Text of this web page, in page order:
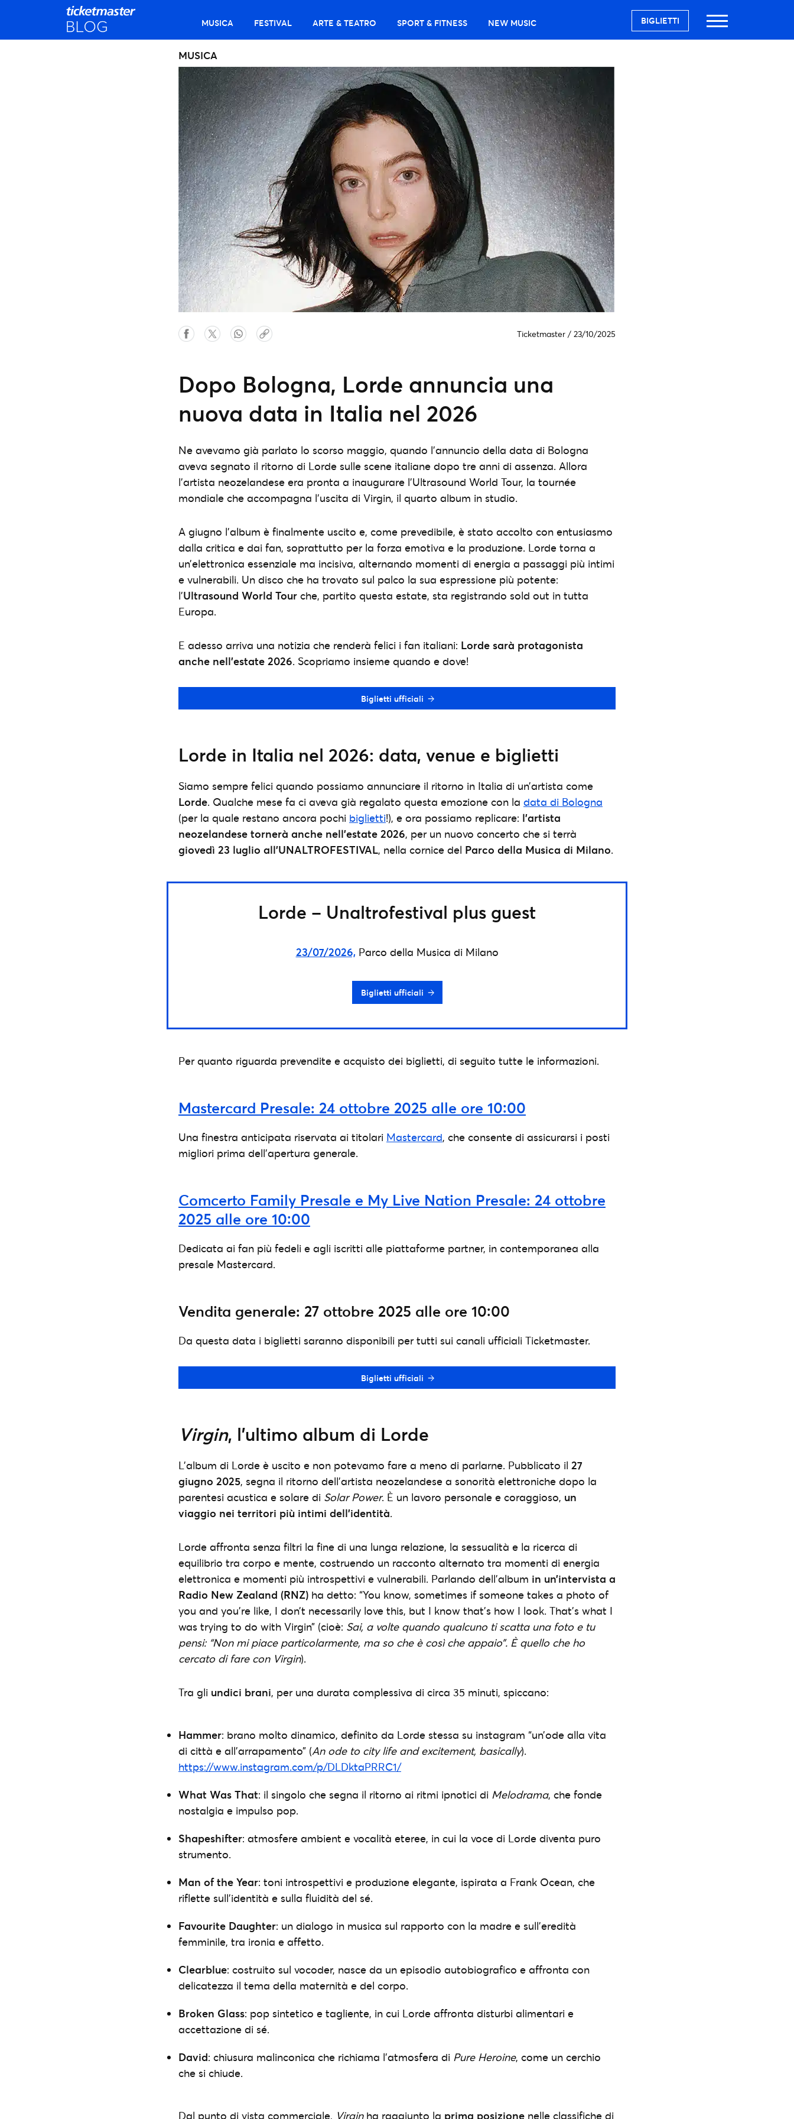
MUSICA FESTIVAL ARTE & TEATRO SPORT & FITNESS NEW MUSIC BIGLIETTI
MUSICA
Ticketmaster / 23/10/2025
Dopo Bologna, Lorde annuncia una
nuova data in Italia nel 2026
Ne avevamo già parlato lo scorso maggio, quando l’annuncio della data di Bologna
aveva segnato il ritorno di Lorde sulle scene italiane dopo tre anni di assenza. Allora
l’artista neozelandese era pronta a inaugurare l’Ultrasound World Tour, la tournée
mondiale che accompagna l’uscita di Virgin, il quarto album in studio.
A giugno l’album è finalmente uscito e, come prevedibile, è stato accolto con entusiasmo
dalla critica e dai fan, soprattutto per la forza emotiva e la produzione. Lorde torna a
un’elettronica essenziale ma incisiva, alternando momenti di energia a passaggi più intimi
e vulnerabili. Un disco che ha trovato sul palco la sua espressione più potente:
l’Ultrasound World Tour che, partito questa estate, sta registrando sold out in tutta
Europa.
E adesso arriva una notizia che renderà felici i fan italiani: Lorde sarà protagonista
anche nell’estate 2026. Scopriamo insieme quando e dove!
Biglietti ufficiali
Lorde in Italia nel 2026: data, venue e biglietti
Siamo sempre felici quando possiamo annunciare il ritorno in Italia di un’artista come
Lorde. Qualche mese fa ci aveva già regalato questa emozione con la data di Bologna
(per la quale restano ancora pochi biglietti!), e ora possiamo replicare: l’artista
neozelandese tornerà anche nell’estate 2026, per un nuovo concerto che si terrà
giovedì 23 luglio all’UNALTROFESTIVAL, nella cornice del Parco della Musica di Milano.
Lorde – Unaltrofestival plus guest
23/07/2026, Parco della Musica di Milano
Biglietti ufficiali
Per quanto riguarda prevendite e acquisto dei biglietti, di seguito tutte le informazioni.
Mastercard Presale: 24 ottobre 2025 alle ore 10:00
Una finestra anticipata riservata ai titolari Mastercard, che consente di assicurarsi i posti
migliori prima dell’apertura generale.
Comcerto Family Presale e My Live Nation Presale: 24 ottobre
2025 alle ore 10:00
Dedicata ai fan più fedeli e agli iscritti alle piattaforme partner, in contemporanea alla
presale Mastercard.
Vendita generale: 27 ottobre 2025 alle ore 10:00
Da questa data i biglietti saranno disponibili per tutti sui canali ufficiali Ticketmaster.
Biglietti ufficiali
Virgin, l’ultimo album di Lorde
L’album di Lorde è uscito e non potevamo fare a meno di parlarne. Pubblicato il 27
giugno 2025, segna il ritorno dell’artista neozelandese a sonorità elettroniche dopo la
parentesi acustica e solare di Solar Power. È un lavoro personale e coraggioso, un
viaggio nei territori più intimi dell’identità.
Lorde affronta senza filtri la fine di una lunga relazione, la sessualità e la ricerca di
equilibrio tra corpo e mente, costruendo un racconto alternato tra momenti di energia
elettronica e momenti più introspettivi e vulnerabili. Parlando dell’album in un’intervista a
Radio New Zealand (RNZ) ha detto: “You know, sometimes if someone takes a photo of
you and you’re like, I don’t necessarily love this, but I know that’s how I look. That’s what I
was trying to do with Virgin” (cioè: Sai, a volte quando qualcuno ti scatta una foto e tu
pensi: “Non mi piace particolarmente, ma so che è così che appaio”. È quello che ho
cercato di fare con Virgin).
Tra gli undici brani, per una durata complessiva di circa 35 minuti, spiccano:
Hammer: brano molto dinamico, definito da Lorde stessa su instagram “un’ode alla vita
di città e all’arrapamento” (An ode to city life and excitement, basically).
https://www.instagram.com/p/DLDktaPRRC1/
What Was That: il singolo che segna il ritorno ai ritmi ipnotici di Melodrama, che fonde
nostalgia e impulso pop.
Shapeshifter: atmosfere ambient e vocalità eteree, in cui la voce di Lorde diventa puro
strumento.
Man of the Year: toni introspettivi e produzione elegante, ispirata a Frank Ocean, che
riflette sull’identità e sulla fluidità del sé.
Favourite Daughter: un dialogo in musica sul rapporto con la madre e sull’eredità
femminile, tra ironia e affetto.
Clearblue: costruito sul vocoder, nasce da un episodio autobiografico e affronta con
delicatezza il tema della maternità e del corpo.
Broken Glass: pop sintetico e tagliente, in cui Lorde affronta disturbi alimentari e
accettazione di sé.
David: chiusura malinconica che richiama l’atmosfera di Pure Heroine, come un cerchio
che si chiude.
Dal punto di vista commerciale, Virginha raggiunto la prima posizione nelle classifiche di